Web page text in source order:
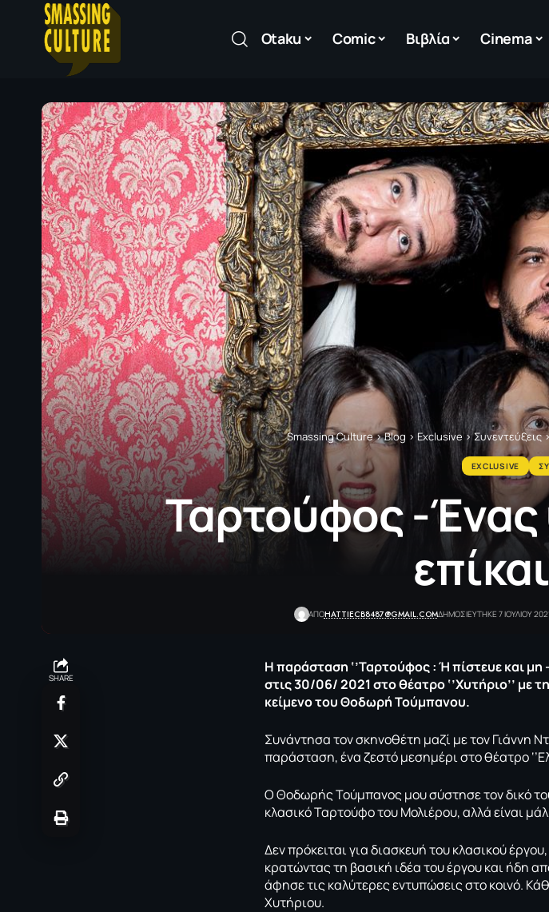
Otaku Comic Βιβλία Cinema
Smassing Culture>Blog > Exclusive>Συνεντεύξεις>
EXCLUSIVE
Ταρτούφος -Ένας
ΑΠΟHATTIECB8487@GMAIL.COMΔΗΜΟΣΙΕΥΤΗΚΕ 7 ΙΟΥΛΙΟΥ
SHARE
Η παράσταση ‘’Ταρτούφος : Ή πίστευε και μη
στις 30/06/ 2021 στο θέατρο ‘’Χυτήριο’’ με
κείμενο του Θοδωρή Τούμπανου.
Συνάντησα τον σκηνοθέτη μαζί με τον Γιάννη
παράσταση, ένα ζεστό μεσημέρι στο θέατρο
Ο Θοδωρής Τούμπανος μου σύστησε τον δικό
κλασικό Ταρτούφο του Μολιέρου, αλλά είναι
Δεν πρόκειται για διασκευή του κλασικού
κρατώντας τη βασική ιδέα του έργου και ήδη
άφησε τις καλύτερες εντυπώσεις στο κοινό.
Χυτήριου.